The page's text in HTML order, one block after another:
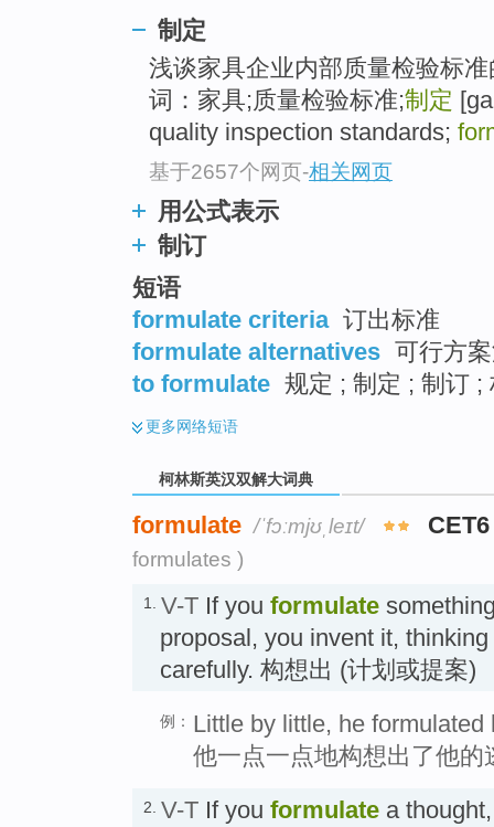
制定
浅谈家具企业内部质量检验标准
词：家具;质量检验标准;制定
quality inspection standards;
基于2657个网页-相关网页
用公式表示
制订
短语
formulate criteria 订出标准
formulate alternatives 可行方
to formulate 规定 ; 制定 ; 制订 ;
更多网络短语
柯林斯英汉双解大词典
formulate /ˈfɔːmjʊˌleɪt/
formulates )
1. V-T If you formulate
proposal, you invent it,
carefully. 构想出 (计划或提案)
例： Little by little, he
他一点一点地构想出了他的
2. V-T If you formulate a